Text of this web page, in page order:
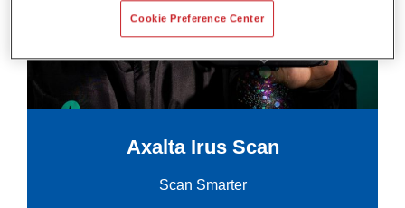
Axalta Irus Scan
Scan Smarter
Cookie Preference Center